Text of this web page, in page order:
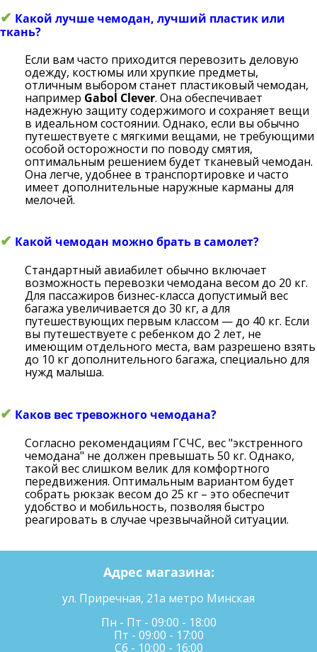
✔ Какой лучше чемодан, лучший пластик или
ткань?
Если вам часто приходится перевозить деловую
одежду, костюмы или хрупкие предметы,
отличным выбором станет пластиковый чемодан,
например Gabol Clever. Она обеспечивает
надежную защиту содержимого и сохраняет вещи
в идеальном состоянии. Однако, если вы обычно
путешествуете с мягкими вещами, не требующими
особой осторожности по поводу смятия,
оптимальным решением будет тканевый чемодан.
Она легче, удобнее в транспортировке и часто
имеет дополнительные наружные карманы для
мелочей.
✔ Какой чемодан можно брать в самолет?
Стандартный авиабилет обычно включает
возможность перевозки чемодана весом до 20 кг.
Для пассажиров бизнес-класса допустимый вес
багажа увеличивается до 30 кг, а для
путешествующих первым классом — до 40 кг. Если
вы путешествуете с ребенком до 2 лет, не
имеющим отдельного места, вам разрешено взять
до 10 кг дополнительного багажа, специально для
нужд малыша.
✔ Каков вес тревожного чемодана?
Согласно рекомендациям ГСЧС, вес "экстренного
чемодана" не должен превышать 50 кг. Однако,
такой вес слишком велик для комфортного
передвижения. Оптимальным вариантом будет
собрать рюкзак весом до 25 кг – это обеспечит
удобство и мобильность, позволяя быстро
реагировать в случае чрезвычайной ситуации.
Адрес магазина:
ул. Приречная, 21а метро Минская
Пн - Пт - 09:00 - 18:00
Пт - 09:00 - 17:00
Сб - 10:00 - 16:00